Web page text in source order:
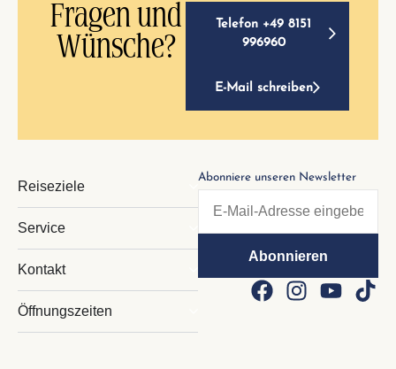
Fragen und
Wünsche?
Telefon +49 8151
996960
E-Mail schreiben
Reiseziele
Service
Kontakt
Öffnungszeiten
Abonniere unseren Newsletter